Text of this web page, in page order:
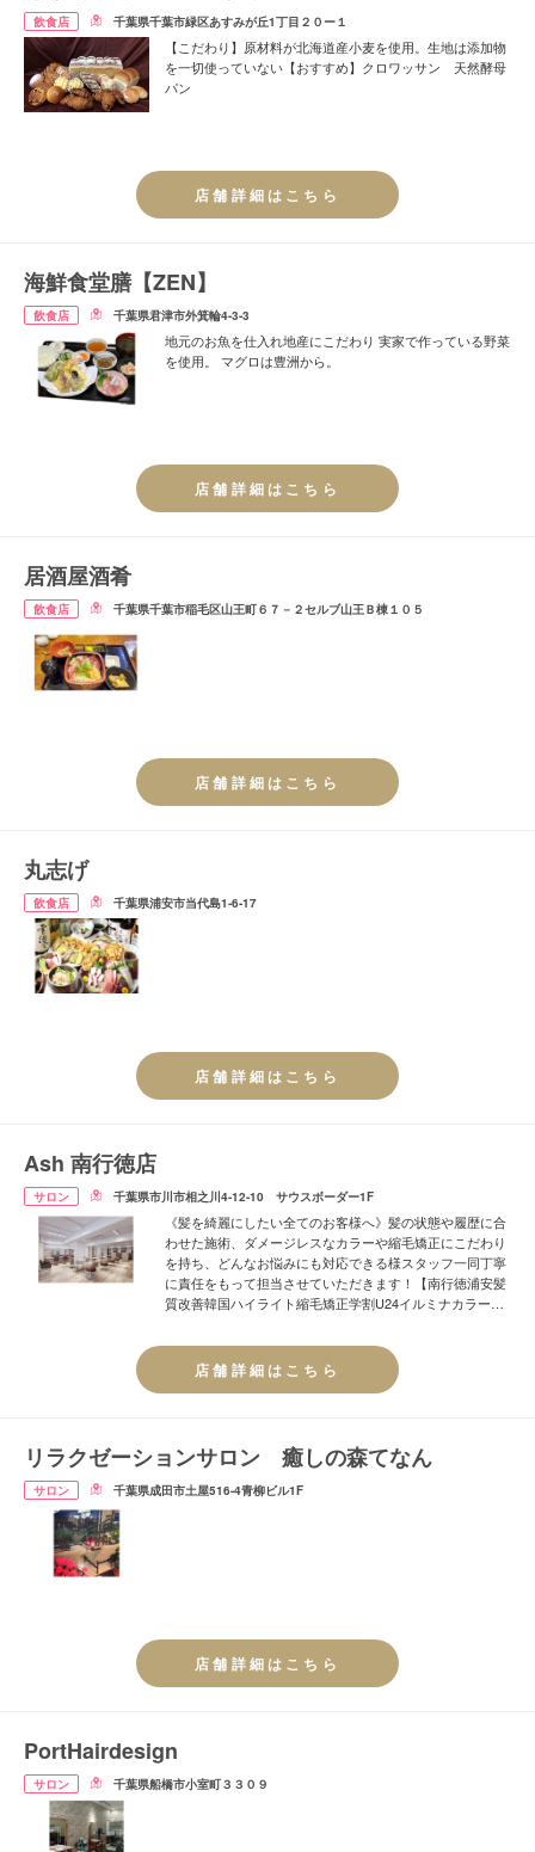
飲食店 千葉県千葉市緑区あすみが丘1丁目２０ー１
【こだわり】原材料が北海道産小麦を使用。生地は添加物
を一切使っていない【おすすめ】クロワッサン 天然酵母
パン
店舗詳細はこちら
海鮮食堂膳【ZEN】
飲食店 千葉県君津市外箕輪4-3-3
地元のお魚を仕入れ地産にこだわり 実家で作っている野菜
を使用。 マグロは豊洲から。
店舗詳細はこちら
居酒屋酒肴
飲食店 千葉県千葉市稲毛区山王町６７－２セルブ山王Ｂ棟１０５
店舗詳細はこちら
丸志げ
飲食店 千葉県浦安市当代島1-6-17
店舗詳細はこちら
Ash 南行徳店
サロン 千葉県市川市相之川4-12-10 サウスボーダー1F
《髪を綺麗にしたい全てのお客様へ》髪の状態や履歴に合
わせた施術、ダメージレスなカラーや縮毛矯正にこだわり
を持ち、どんなお悩みにも対応できる様スタッフ一同丁寧
に責任をもって担当させていただきます！【南行徳浦安髪
質改善韓国ハイライト縮毛矯正学割U24イルミナカラート
店舗詳細はこちら
リラクゼーションサロン 癒しの森てなん
サロン 千葉県成田市土屋516-4青柳ビル1F
店舗詳細はこちら
PortHairdesign
サロン 千葉県船橋市小室町３３０９